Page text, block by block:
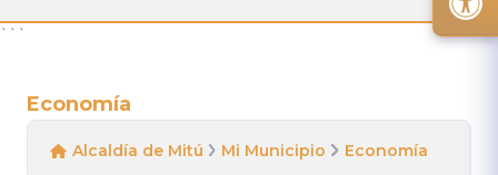
```
Economía
Alcaldía de Mitú Mi Municipio Economía